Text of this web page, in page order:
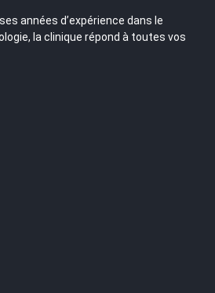
années d’expérience dans le
la clinique répond à toutes vos